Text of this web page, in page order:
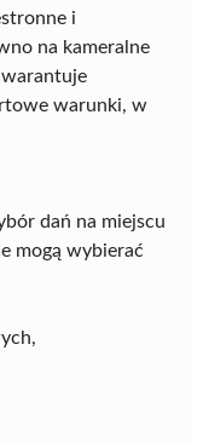
i
na kameralne
warunki, w
dań na miejscu
mogą wybierać